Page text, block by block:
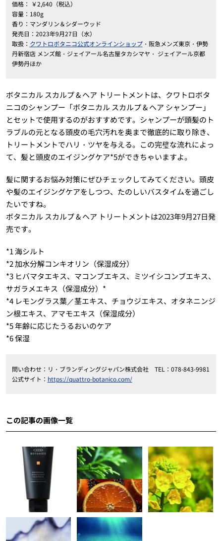
価格： ￥2,640（税込）
容量：180g
香り：マンダリン＆シダーウッド
発売日：2023年9月27日（水）
取扱： クワトロボタニコ公式オンラインショップ・阪急メンズ東京・伊勢
丹新宿店 メンズ館・ジェイアール名古屋タカシマヤ・ ジェイアール京都
伊勢丹ほか
ボタニカル スカルプ & ヘア トリートメントは、クワトロボタ
ニコのシャンプー「ボタニカル スカルプ & ヘア シャンプー」
とセットで使用するのがおすすめです。シャンプーが頭髪のト
ラブルの元となる頭皮の毛穴汚れを奥まで徹底的に取り除き、
トリートメントでハリ・ツヤを与える。この完璧な流れによっ
て、髪と頭皮のエイジングケア*5ができちゃいますよ。
髪に関するお悩み対策にぜひチェックしてみてください。頭皮
や髪のエイジングケアをしつつ、たのしいバスタイムを過ごし
たいですね。
ボタニカル スカルプ & ヘア トリートメントは2023年9月27日発
売です。
*1 海シルト
*2 加水分解コンキオリン（保湿成分）
*3 ヒバマタエキス、マコンブエキス、ミツイシコンブエキス、
サガラメエキス（保湿成分）*
*4 レモングラス葉／茎エキス、チョウジエキス、オタネニンジ
ン根エキス、アマモエキス（保湿成分）
*5 年齢に応じたうるおいのケア
*6 保湿
問い合わせ：リ・ブランディングジャパン株式会社 TEL：078-843-9981
公式サイト： https://quattro-botanico.com/
この記事の画像一覧